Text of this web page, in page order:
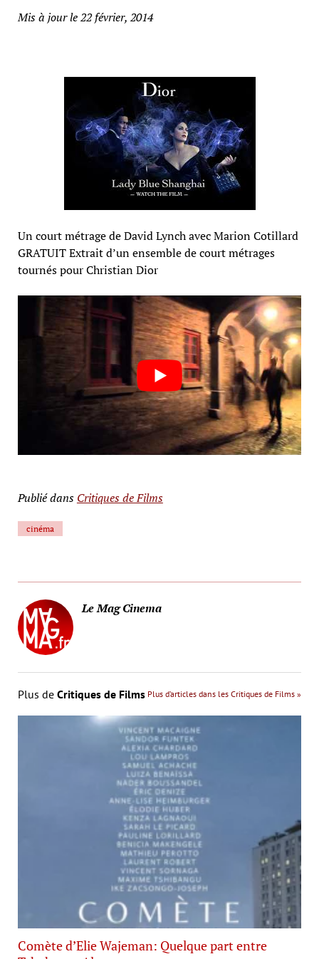
Mis à jour le 22 février, 2014
Un court métrage de David Lynch avec Marion Cotillard
GRATUIT Extrait d’un ensemble de court métrages
tournés pour Christian Dior
Publié dans Critiques de Films
cinéma
Le Mag Cinema
Plus de Critiques de Films Plus d’articles dans les Critiques de Films »
Comète d’Elie Wajeman: Quelque part entre